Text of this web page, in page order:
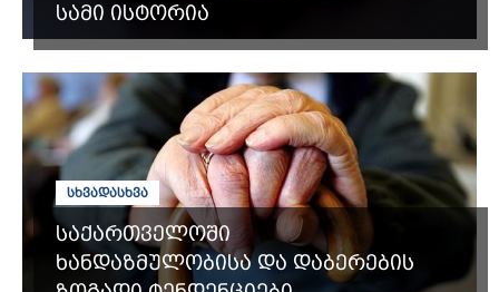
სამი ისტორია
ᲡᲮᲕᲐᲓᲐᲡᲮᲕᲐ
საქართველოში
ხანდაზმულობისა და დაბერების